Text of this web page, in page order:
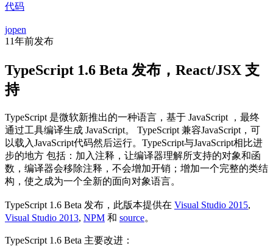
代码
jopen
11年前发布
TypeScript 1.6 Beta 发布，React/JSX 支
持
TypeScript 是微软新推出的一种语言，基于 JavaScript ，最终
通过工具编译生成 JavaScript。 TypeScript 兼容JavaScript，可
以载入JavaScript代码然后运行。TypeScript与JavaScript相比进
步的地方 包括：加入注释，让编译器理解所支持的对象和函
数，编译器会移除注释，不会增加开销；增加一个完整的类结
构，使之成为一个全新的面向对象语言。
TypeScript 1.6 Beta 发布，此版本提供在 Visual Studio 2015,
Visual Studio 2013, NPM 和 source。
TypeScript 1.6 Beta 主要改进：